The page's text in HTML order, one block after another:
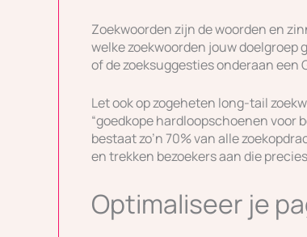
Zoekwoorden zijn de woorden en
welke zoekwoorden jouw doelgroep
of de zoeksuggesties onderaan een
Let ook op zogeheten long-tail
“goedkope hardloopschoenen voor
bestaat zo’n 70% van alle
en trekken bezoekers aan die
Optimaliseer je